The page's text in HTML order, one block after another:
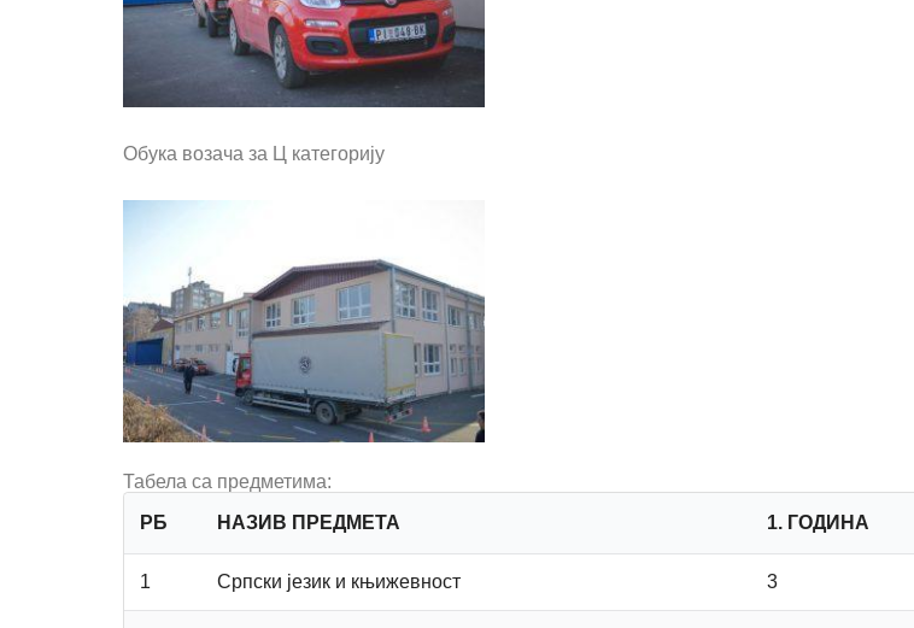
Обука возача за Ц категорију
Табела са предметима:
РБ
НАЗИВ ПРЕДМЕТА 1. ГОДИНА
1 Српски језик и књижевност 3